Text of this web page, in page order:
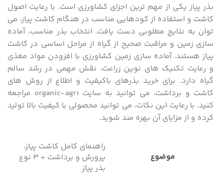
بذر پیاز یکی از مهم ترین اجزای کشاورزی است. با رعایت اصول
کاشت و استفاده از کودهایی مناسب در هنگام کاشت پیاز، می
توان به نتایج مطلوبی دست یافت. انتخاب بذر مناسب، آماده
سازی زمین و مراقبت صحیح از گیاه از مراحل اساسی در کاشت
پیاز هستند. آماده سازی زمین کشاورزی با افزودن مواد مغذی
و رعایت تکنیک های نوین زراعت، نقش مهمی در رشد سالم
گیاه دارد. برای خرید بذرهای باکیفیت و اطلاع از روش های
کاشت و برداشت، می توانید به سایت organic-agri مراجعه
کنید. با رعایت این نکات، می توانید محصولی با کیفیت بالا تولید
کرده و از مزایای آن بهره مند شوید.
موضوع
راهنمای کامل کاشت پیاز،
پرورش و برداشت + ۳ نوع
بذر پیاز